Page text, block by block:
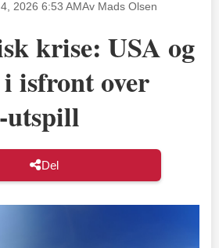
2026 6:53 AMAv Mads Olsen
krise: USA og
isfront over
utspill
Del